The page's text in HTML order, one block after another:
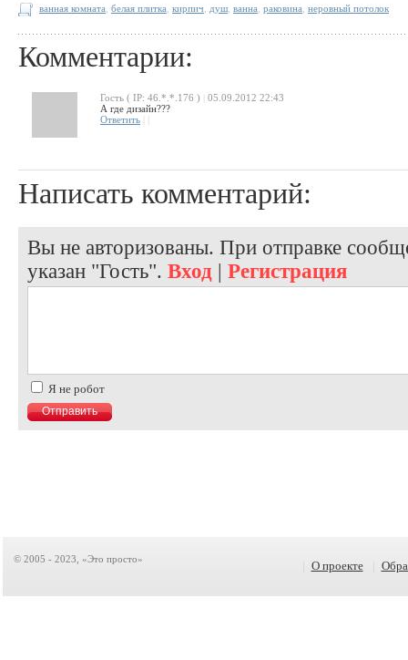
ванная комната белая плитка кирпич душ ванна раковина неровный потолок
Комментарии:
Гость ( IP: 46.*.*.176 )
05.09.2012 22:43
А где дизайн???
Ответить
Написать комментарий:
Вы не авторизованы. При отправке
указан "Гость". Вход | Регистрация
Я не робот
© 2005 - 2023, «Это просто» О проекте